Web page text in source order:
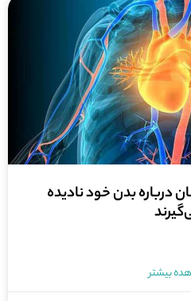
درباره بدن خود نادیده
بیشتر